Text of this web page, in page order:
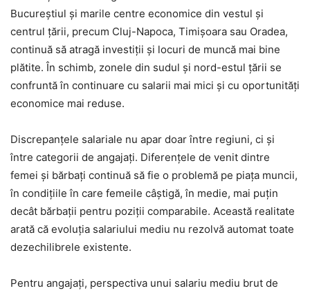
Bucureștiul și marile centre economice din vestul și
centrul țării, precum Cluj-Napoca, Timișoara sau Oradea,
continuă să atragă investiții și locuri de muncă mai bine
plătite. În schimb, zonele din sudul și nord-estul țării se
confruntă în continuare cu salarii mai mici și cu oportunități
economice mai reduse.
Discrepanțele salariale nu apar doar între regiuni, ci și
între categorii de angajați. Diferențele de venit dintre
femei și bărbați continuă să fie o problemă pe piața muncii,
în condițiile în care femeile câștigă, în medie, mai puțin
decât bărbații pentru poziții comparabile. Această realitate
arată că evoluția salariului mediu nu rezolvă automat toate
dezechilibrele existente.
Pentru angajați, perspectiva unui salariu mediu brut de